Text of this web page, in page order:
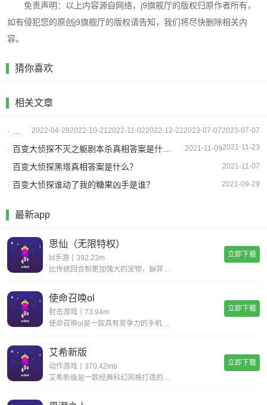
免责声明：以上内容源自网络，j9旗舰厅的版权归原作者所有，
如有侵犯您的原创j9旗舰厅的版权请告知，我们将尽快删除相关内
容。
猜你喜欢
相关文章
2023-07-07
2023-07-07
2022-12-22
2022-11-02
2022-10-21
2022-04-29
2021-11-23
·
2021-11-09
· 百变大侦探不灭之躯剧本杀真相答案是什么？
2021-11-07
· 百变大侦探黑塔真相答案是什么？
2021-09-29
· 百变大侦探谁动了我的糖果凶手是谁？
最新app
思仙（无限特权）
bt手游丨392.23m
比传统回合制更加强大的宠物，摒弃复杂的宠物合成，普通宠物都可以拥有15技能，更有逆天宠物神技，带你体验不一样的宠物养成。一键挂机，解放双手不用肝;无限商城，一莲玉领全奖励;首充神技，助你成就大侠路;满vip，登录就送v15。
立即下载
使命召唤ol
射击游戏丨73.94m
使命召唤ol是一款具有竞争力的手机射击游戏。您一定会感到现实，丰富您的游戏体验并完成各种战斗任务以获得丰厚的回报。逼真的惊人武器带来了开创性的战斗，同时遵循经典的世界观并添加了全新的游戏玩法，玩家可以感受到射击的最大乐趣，并且玩家可以更好地
立即下载
艾希新版
动作游戏丨370.42mb
艾希新版是一款经典科幻风格打造的动作格斗类手游，超华丽炫酷的场景地图给你带来无与伦比的视觉享受，进入这个独特的世界当中展开精彩绝伦的战斗旅程，享受前所未有的爽快动作打击手感!艾希新版游戏亮点丰富的场景地图，超科幻的未来场景多样化的武器选择，
立即下载